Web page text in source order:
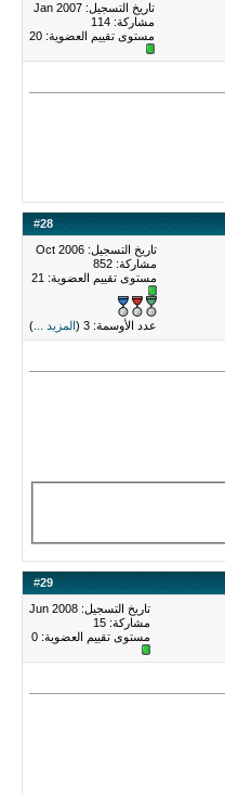
تاريخ التسجيل: Jan 2007
مشاركة: 114
مستوى تقييم العضوية: 20
#28
تاريخ التسجيل: Oct 2006
مشاركة: 852
مستوى تقييم العضوية: 21
عدد الأوسمة: 3 ( المزيد ... )
#29
تاريخ التسجيل: Jun 2008
مشاركة: 15
مستوى تقييم العضوية: 0